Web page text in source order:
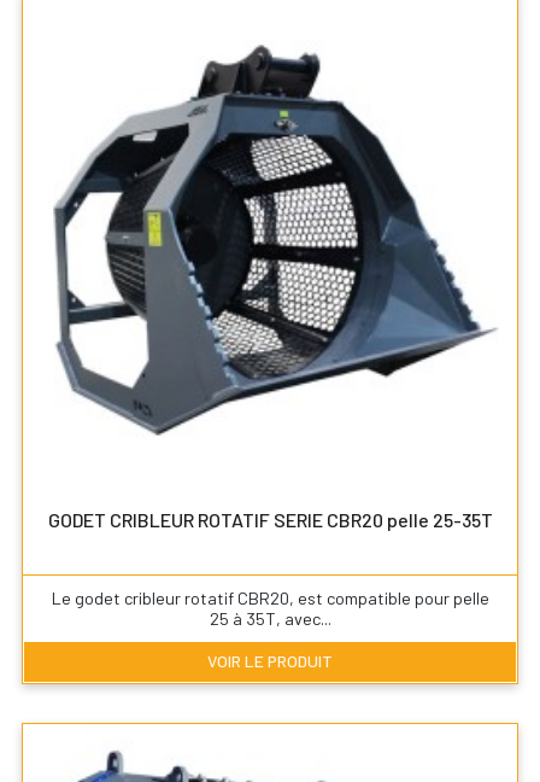
GODET CRIBLEUR ROTATIF SERIE CBR20 pelle 25-35T
Le godet cribleur rotatif CBR20, est compatible pour pelle
25 à 35T, avec...
VOIR LE PRODUIT